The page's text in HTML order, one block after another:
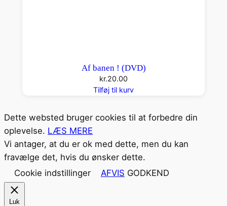
Af banen ! (DVD)
kr.20.00
Tilføj til kurv
Dette websted bruger cookies til at forbedre din
oplevelse. LÆS MERE
Vi antager, at du er ok med dette, men du kan
fravælge det, hvis du ønsker dette.
Cookie indstillinger
AFVIS GODKEND
Luk